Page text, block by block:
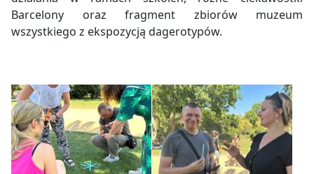
Barcelony oraz fragment zbiorów muzeum
wszystkiego z ekspozycją dagerotypów.